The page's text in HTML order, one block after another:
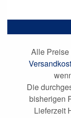
Alle Preise
Die
bisherigen
Lieferzeit